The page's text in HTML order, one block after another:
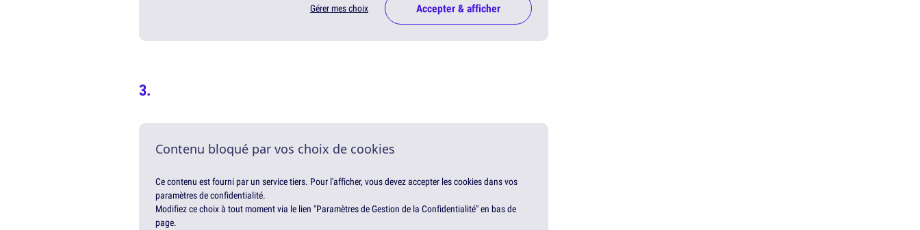
Gérer mes choix Accepter & afficher
Contenu bloqué par vos choix de cookies
Ce contenu est fourni par un service tiers. Pour l'afficher, vous devez accepter les cookies dans vos
paramètres de confidentialité.
Modifiez ce choix à tout moment via le lien "Paramètres de Gestion de la Confidentialité" en bas de
page.